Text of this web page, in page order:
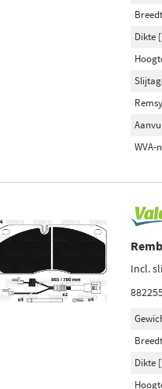
Dikte
WVA-
Incl.
Dikte